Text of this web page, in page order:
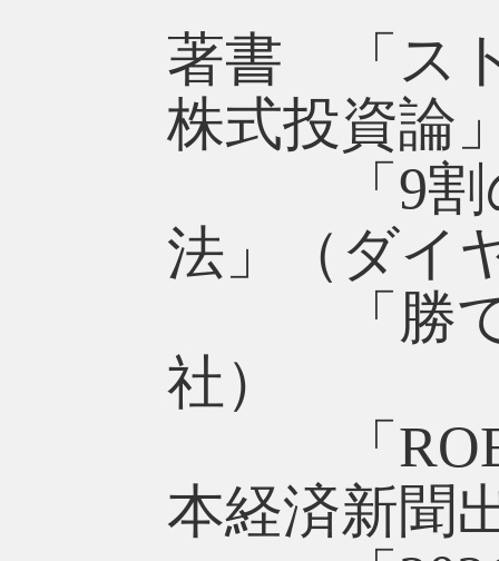
著書 「ス
株式投資論
「9割の
法」（ダイ
「勝てる
社）
「ROEを
本経済新聞